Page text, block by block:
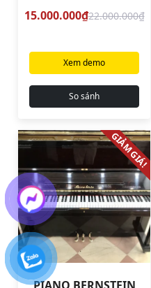
15.000.000₫22.000.000₫
Xem demo
So sánh
GIẢM GIÁ!